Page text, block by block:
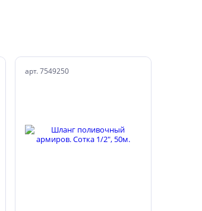
арт. 7549250